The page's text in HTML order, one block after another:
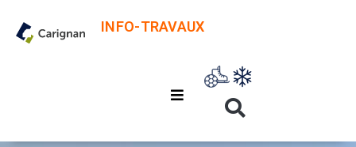
INFO-TRAVAUX